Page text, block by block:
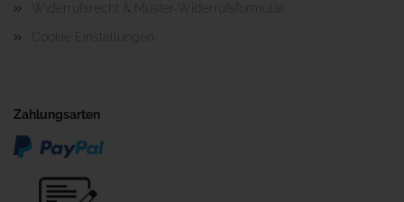
Widerrufsrecht & Muster-Widerrufsformular
Cookie Einstellungen
Zahlungsarten